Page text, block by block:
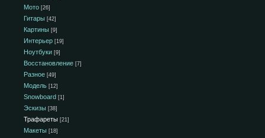
Мото [26]
Гитары [42]
Картины [9]
Интерьер [19]
Ноутбуки [9]
Восстановление [7]
Разное [49]
Модель [12]
Snowboard [1]
Эскизы [38]
Трафареты [21]
Макеты [18]